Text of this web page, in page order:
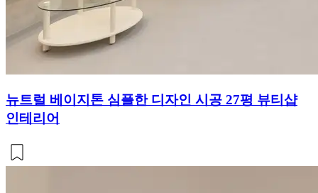
뉴트럴 베이지톤 심플한 디자인 시공 27평 뷰티샵
인테리어